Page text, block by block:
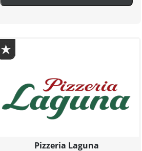
Pizzeria Laguna